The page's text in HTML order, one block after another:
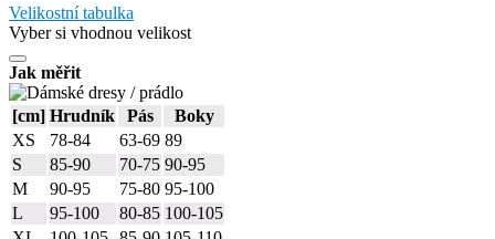
Velikostní tabulka
Vyber si vhodnou velikost
Jak měřit
[cm] Hrudník Pás
Boky
XS
78-84 63-69 89
S
85-90 70-75 90-95
M
90-95 75-80 95-100
L
95-100 80-85 100-105